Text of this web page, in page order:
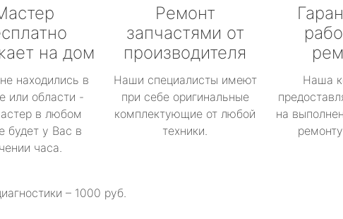
на дом
находились в
или области -
в любом
будет у Вас в
часа.
Ремонт
запчастями от
производителя
Наши специалисты имеют
при себе оригинальные
комплектующие от любой
техники.
Наша
на
– 1000 руб.